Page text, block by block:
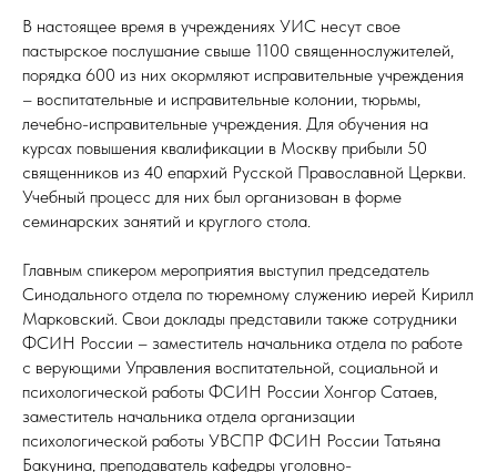
В настоящее время в учреждениях УИС несут свое
пастырское послушание свыше 1100 священнослужителей,
порядка 600 из них окормляют исправительные учреждения
– воспитательные и исправительные колонии, тюрьмы,
лечебно-исправительные учреждения. Для обучения на
курсах повышения квалификации в Москву прибыли 50
священников из 40 епархий Русской Православной Церкви.
Учебный процесс для них был организован в форме
семинарских занятий и круглого стола.
Главным спикером мероприятия выступил председатель
Синодального отдела по тюремному служению иерей Кирилл
Марковский. Свои доклады представили также сотрудники
ФСИН России – заместитель начальника отдела по работе
с верующими Управления воспитательной, социальной и
психологической работы ФСИН России Хонгор Сатаев,
заместитель начальника отдела организации
психологической работы УВСПР ФСИН России Татьяна
Бакунина, преподаватель кафедры уголовно-